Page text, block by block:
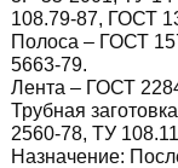
108.79-87, ГОСТ
Полоса – ГОСТ
5663-79.
Лента – ГОСТ
Трубная
2560-78, ТУ
Назначение: